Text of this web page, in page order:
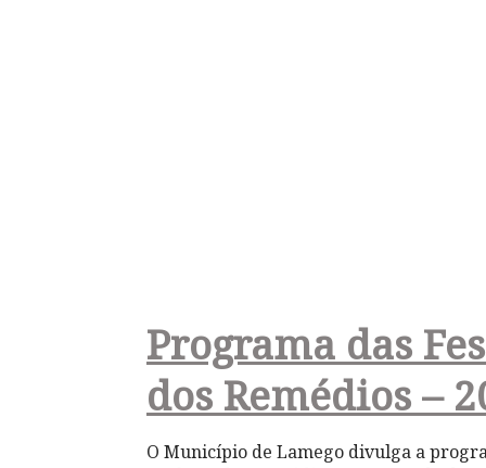
Programa das
dos Remédios –
O Município de Lamego divulga a